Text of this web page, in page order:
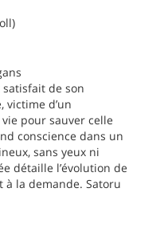
de son
victime d’un
pour sauver celle
conscience dans un
sans yeux ni
détaille l’évolution de
à la demande. Satoru